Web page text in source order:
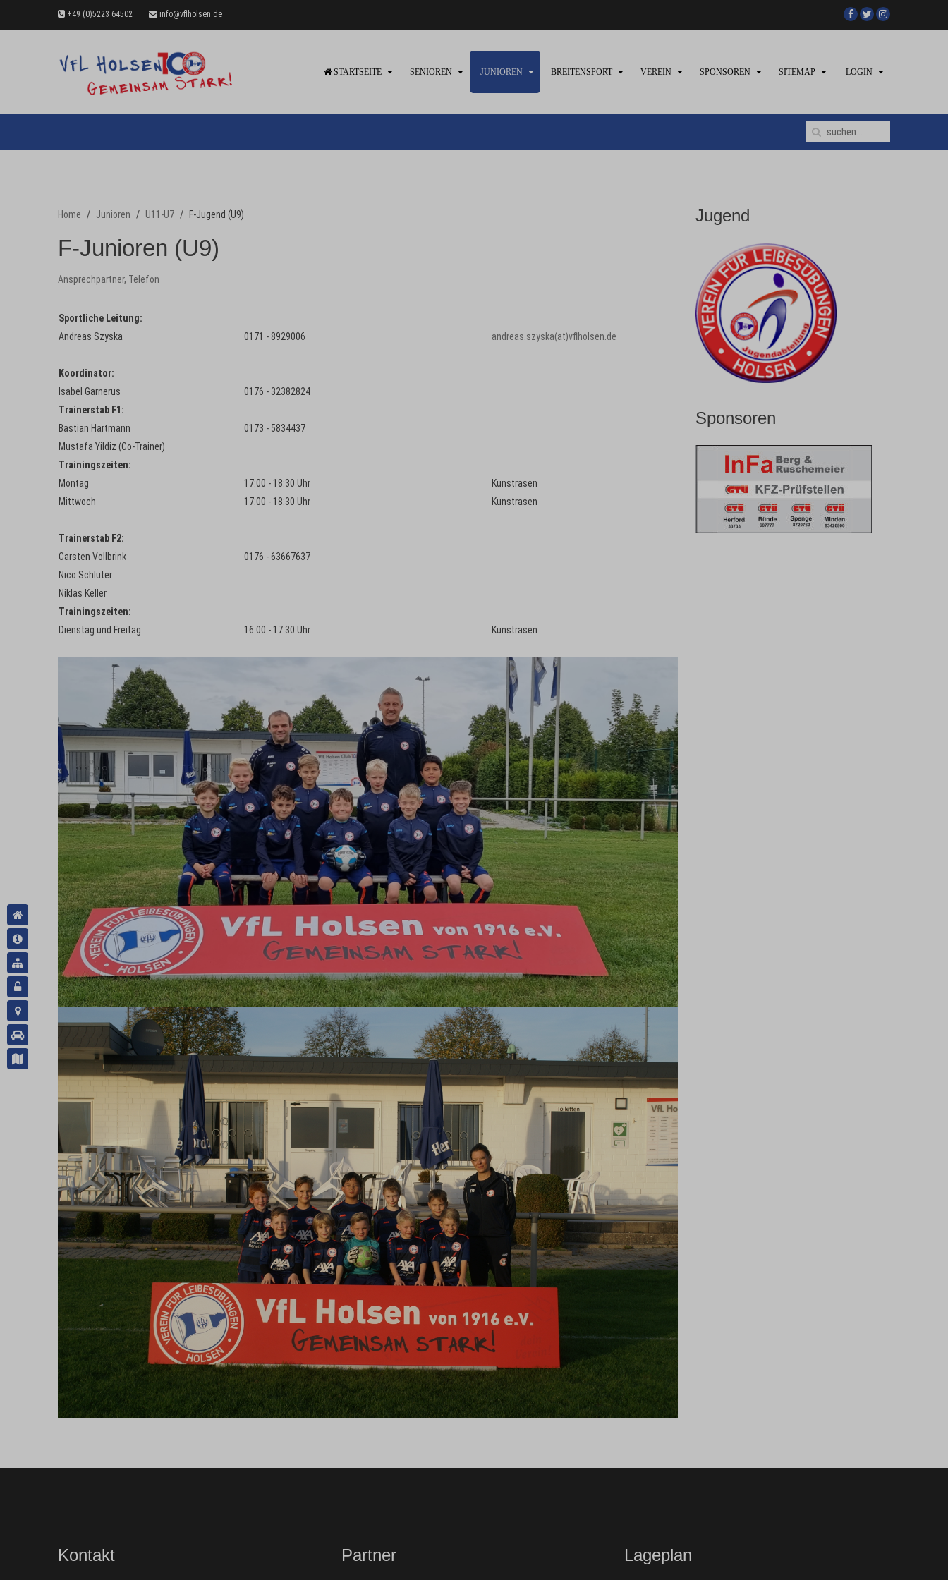
+49 (0)5223 64502 info@vflholsen.de
STARTSEITE SENIOREN JUNIOREN BREITENSPORT VEREIN SPONSOREN SITEMAP LOGIN
Home Junioren U11-U7 F-Jugend (U9)
F-Junioren (U9)
Ansprechpartner, Telefon
Sportliche Leitung:
Andreas Szyska
0171 - 8929006 andreas.szyska(at)vflholsen.de
Koordinator:
Isabel Garnerus
0176 - 32382824
Trainerstab F1:
Bastian Hartmann
0173 - 5834437
Mustafa Yildiz (Co-Trainer)
Trainingszeiten:
Montag
17:00 - 18:30 Uhr
Kunstrasen
Mittwoch
17:00 - 18:30 Uhr Kunstrasen
Trainerstab F2:
Carsten Vollbrink
0176 - 63667637
Nico Schlüter
Niklas Keller
Trainingszeiten:
Dienstag und Freitag
16:00 - 17:30 Uhr Kunstrasen
Jugend
Sponsoren
Kontakt Partner Lageplan